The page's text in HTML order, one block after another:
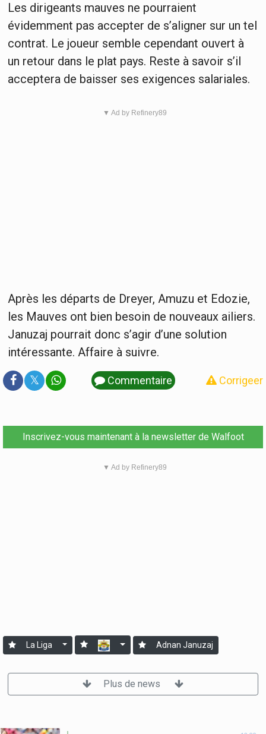
Les dirigeants mauves ne pourraient
évidemment pas accepter de s’aligner sur un tel
contrat. Le joueur semble cependant ouvert à
un retour dans le plat pays. Reste à savoir s’il
acceptera de baisser ses exigences salariales.
▼ Ad by Refinery89
Après les départs de Dreyer, Amuzu et Edozie,
les Mauves ont bien besoin de nouveaux ailiers.
Januzaj pourrait donc s’agir d’une solution
intéressante. Affaire à suivre.
𝕏 Commentaire Corrigeer
Inscrivez-vous maintenant à la newsletter de Walfoot
▼ Ad by Refinery89
La Liga Adnan Januzaj
Plus de news